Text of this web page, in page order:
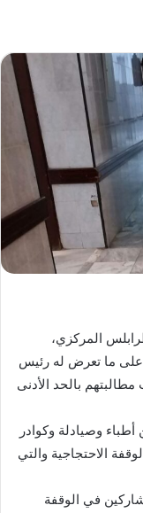
المركزي،
على ما تعرض له رئيس
بالحد الأدنى
أطباء وصيادلة وكوادر
الاحتجاجية والتي
في الوقفة